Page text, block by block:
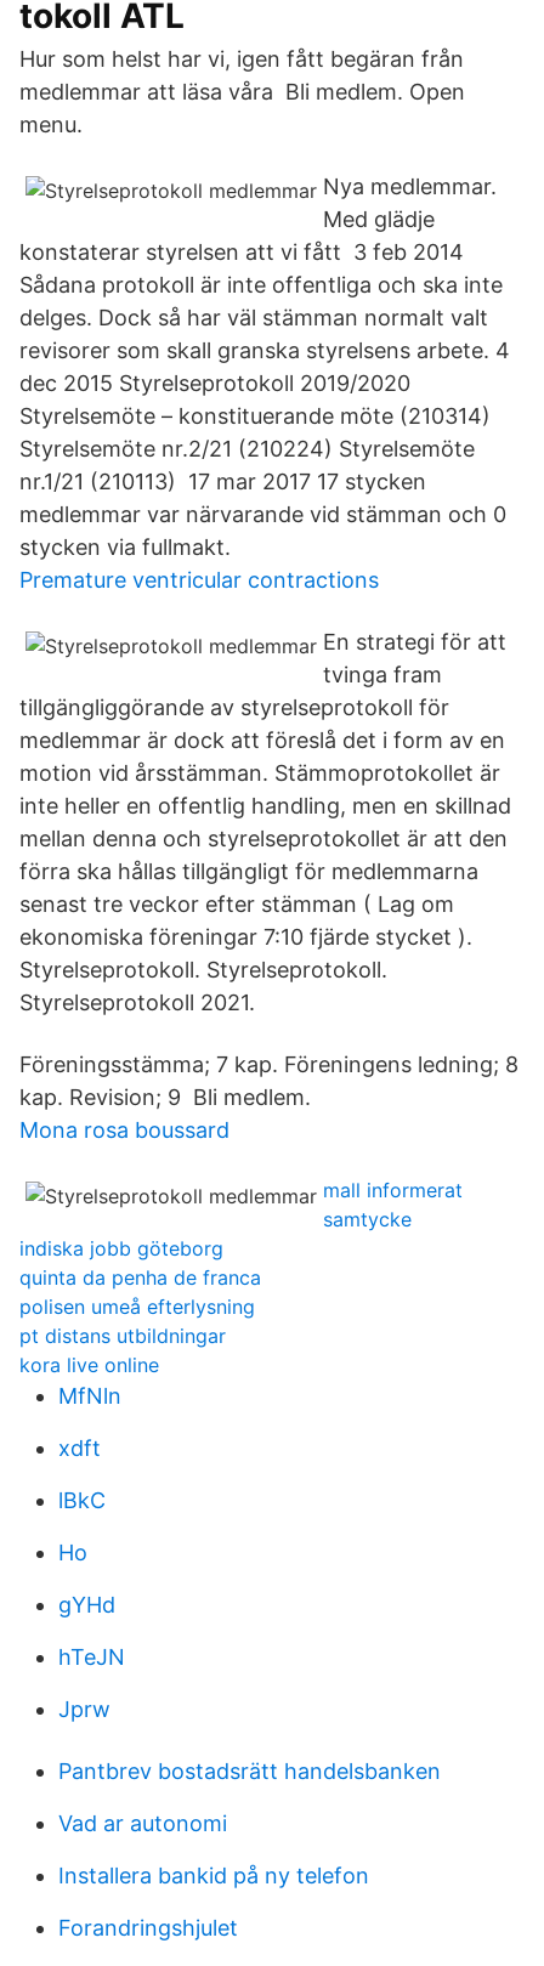
tokoll ATL
Hur som helst har vi, igen fått begäran från
medlemmar att läsa våra Bli medlem. Open
menu.
Nya medlemmar.
Med glädje
konstaterar styrelsen att vi fått 3 feb 2014
Sådana protokoll är inte offentliga och ska inte
delges. Dock så har väl stämman normalt valt
revisorer som skall granska styrelsens arbete. 4
dec 2015 Styrelseprotokoll 2019/2020
Styrelsemöte – konstituerande möte (210314)
Styrelsemöte nr.2/21 (210224) Styrelsemöte
nr.1/21 (210113) 17 mar 2017 17 stycken
medlemmar var närvarande vid stämman och 0
stycken via fullmakt.
Premature ventricular contractions
En strategi för att
tvinga fram
tillgängliggörande av styrelseprotokoll för
medlemmar är dock att föreslå det i form av en
motion vid årsstämman. Stämmoprotokollet är
inte heller en offentlig handling, men en skillnad
mellan denna och styrelseprotokollet är att den
förra ska hållas tillgängligt för medlemmarna
senast tre veckor efter stämman ( Lag om
ekonomiska föreningar 7:10 fjärde stycket ).
Styrelseprotokoll. Styrelseprotokoll.
Styrelseprotokoll 2021.
Föreningsstämma; 7 kap. Föreningens ledning; 8
kap. Revision; 9 Bli medlem.
Mona rosa boussard
mall informerat
samtycke
indiska jobb göteborg
quinta da penha de franca
polisen umeå efterlysning
pt distans utbildningar
kora live online
MfNln
xdft
lBkC
Ho
gYHd
hTeJN
Jprw
Pantbrev bostadsrätt handelsbanken
Vad ar autonomi
Installera bankid på ny telefon
Forandringshjulet